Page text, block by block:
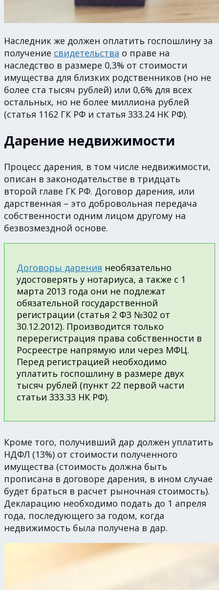
Наследник же должен оплатить госпошлину за
получение свидетельства о праве на
наследство в размере 0,3% от стоимости
имущества для близких родственников (но не
более ста тысяч рублей) или 0,6% для всех
остальных, но не более миллиона рублей
(статья 1162 ГК РФ и статья 333.24 НК РФ).
Дарение недвижимости
Процесс дарения, в том числе недвижимости,
описан в законодательстве в тридцать
второй главе ГК РФ. Договор дарения, или
дарственная – это добровольная передача
собственности одним лицом другому на
безвозмездной основе.
Договоры дарения необязательно
удостоверять у нотариуса, а также с 1
марта 2013 года они не подлежат
обязательной государственной
регистрации (статья 2 ФЗ №302 от
30.12.2012). Производится только
перерегистрация права собственности в
Росреестре напрямую или через МФЦ.
Перед регистрацией необходимо
уплатить госпошлину в размере двух
тысяч рублей (пункт 22 первой части
статьи 333.33 НК РФ).
Кроме того, получивший дар должен уплатить
НДФЛ (13%) от стоимости полученного
имущества (стоимость должна быть
прописана в договоре дарения, в ином случае
будет браться в расчет рыночная стоимость).
Декларацию необходимо подать до 1 апреля
года, последующего за годом, когда
недвижимость была получена в дар.